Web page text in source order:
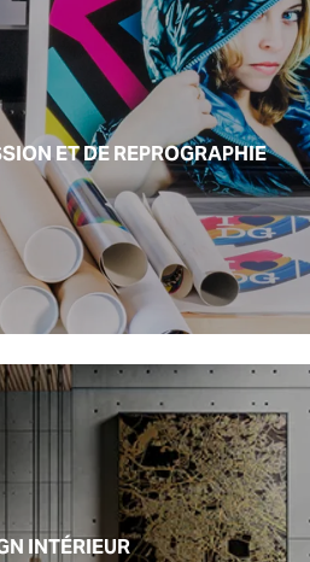
ET DE REPROGRAPHIE
INTÉRIEUR